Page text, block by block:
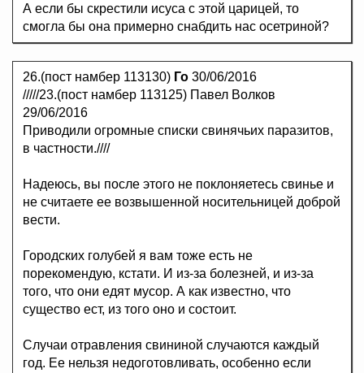
А если бы скрестили исуса с этой царицей, то
смогла бы она примерно снабдить нас осетриной?
26.(пост намбер 113130) Го 30/06/2016
/////23.(пост намбер 113125) Павел Волков
29/06/2016
Приводили огромные списки свинячьих паразитов,
в частности.////
Надеюсь, вы после этого не поклоняетесь свинье и
не считаете ее возвышенной носительницей доброй
вести.
Городских голубей я вам тоже есть не
порекомендую, кстати. И из-за болезней, и из-за
того, что они едят мусор. А как известно, что
существо ест, из того оно и состоит.
Случаи отравления свининой случаются каждый
год. Ее нельзя недоготовливать, особенно если